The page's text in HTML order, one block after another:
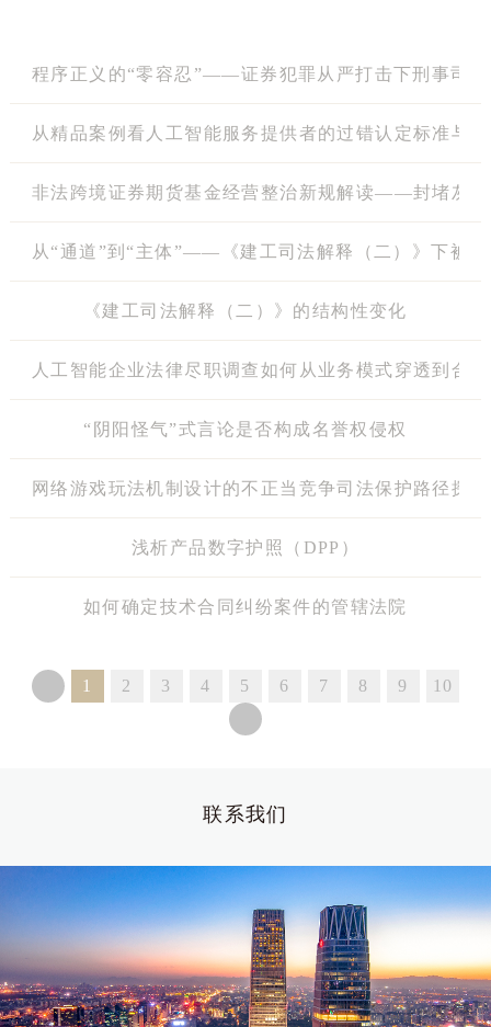
程序正义的“零容忍”——证券犯罪从严打击下刑事司
从精品案例看人工智能服务提供者的过错认定标准与
非法跨境证券期货基金经营整治新规解读——封堵灰
从“通道”到“主体”——《建工司法解释（二）》下被
《建工司法解释（二）》的结构性变化
人工智能企业法律尽职调查如何从业务模式穿透到
“阴阳怪气”式言论是否构成名誉权侵权
网络游戏玩法机制设计的不正当竞争司法保护路径探索
浅析产品数字护照（DPP）
如何确定技术合同纠纷案件的管辖法院
1 2 3 4 5 6 7 8 9 10
联系我们